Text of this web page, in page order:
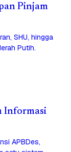
Pinjam
SHU, hingga
Putih.
Informasi
APBDes,